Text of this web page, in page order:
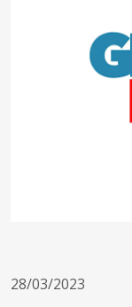
28/03/2023